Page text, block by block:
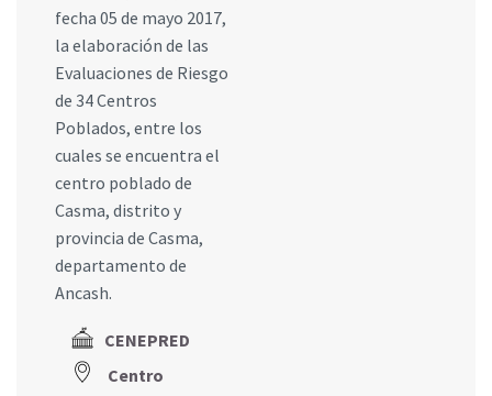
fecha 05 de mayo 2017,
la elaboración de las
Evaluaciones de Riesgo
de 34 Centros
Poblados, entre los
cuales se encuentra el
centro poblado de
Casma, distrito y
provincia de Casma,
departamento de
Ancash.
CENEPRED
Centro